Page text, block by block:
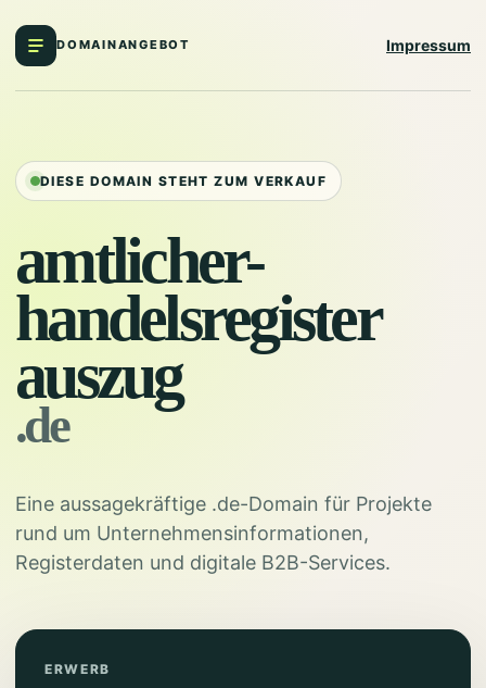
DOMAINANGEBOT Impressum
DIESE DOMAIN STEHT ZUM VERKAUF
amtlicher-
handelsregister
auszug
.de
Eine aussagekräftige .de-Domain für Projekte
rund um Unternehmensinformationen,
Registerdaten und digitale B2B-Services.
ERWERB